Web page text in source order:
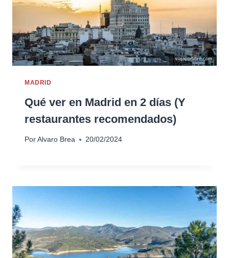
MADRID
Qué ver en Madrid en 2 días (Y
restaurantes recomendados)
Por Alvaro Brea 20/02/2024